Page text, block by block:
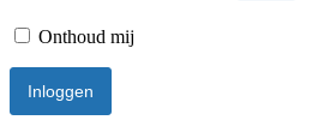
Onthoud mij